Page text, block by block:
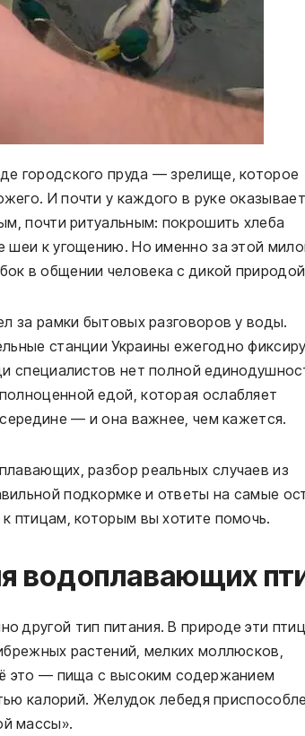
городского пруда — зрелище, которое
И почти у каждого в руке
почти ритуальным: покрошить хлеба
шеи к угощению. Но именно за этой
в общении человека с дикой
за рамки бытовых разговоров у воды.
станции Украины ежегодно
специалистов нет полной
едой, которая ослабляет
— и она важнее, чем кажется.
разбор реальных случаев из
подкормке и ответы на самые
птицам, которым вы хотите помочь.
водоплавающих
другой тип питания. В природе эти
растений, мелких моллюсков,
это — пища с высоким содержанием
калорий. Желудок лебедя
массы».